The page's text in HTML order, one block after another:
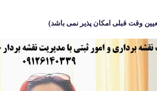
وقت قبلی امکان پذیر نمی باشد)